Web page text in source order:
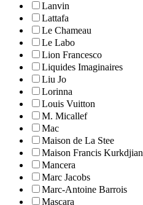
Lanvin
Lattafa
Le Chameau
Le Labo
Lion Francesco
Liquides Imaginaires
Liu Jo
Lorinna
Louis Vuitton
M. Micallef
Mac
Maison de La Stee
Maison Francis Kurkdjian
Mancera
Marc Jacobs
Marc-Antoine Barrois
Mascara